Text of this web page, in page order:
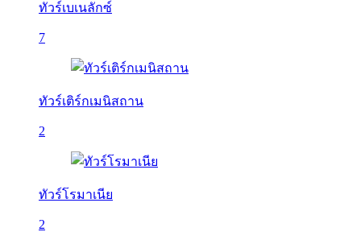
ทัวร์เบเนลักซ์
7
ทัวร์เติร์กเมนิสถาน
2
ทัวร์โรมาเนีย
2